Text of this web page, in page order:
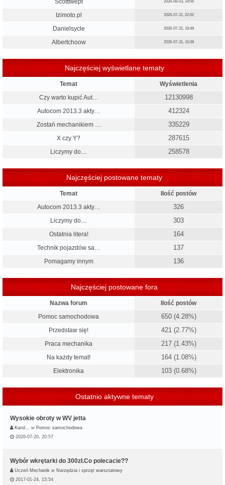
Scotttwept 2026-08-03, 14:56
Izimoto.pl 2026-07-31, 22:02
Danielsycle 2026-07-31, 19:49
Albertchoow 2026-07-31, 15:08
Najczęściej wyświetlane tematy
Temat
Wyświetlenia
Czy warto kupić Aut…
12130998
Autocom 2013.3 akty… 412324
Zostań mechanikiem … 335229
X czy Y? 287615
Liczymy do.... 258578
Najczęściej postowane tematy
Temat
Ilość postów
Autocom 2013.3 akty…
326
Liczymy do.... 303
Ostatnia litera! 164
Technik pojazdów sa… 137
Pomagamy innym 136
Najczęściej postowane fora
Nazwa forum
Ilość postów
Pomoc samochodowa
650 (4.28%)
Przedstaw się! 421 (2.77%)
Praca mechanika 217 (1.43%)
Na każdy temat! 164 (1.08%)
Elektronika 103 (0.68%)
Ostatnio aktywne tematy
Wysokie obroty w WV jetta
Karol… w Pomoc samochodowa
2026-07-20, 20:57
Wybór wkrętarki do 300zł.Co polecacie??
Uczeń Mechanik w Narzędzia i sprzęt warsztatowy
2017-01-24, 15:54